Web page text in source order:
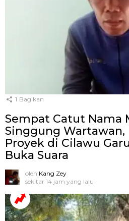
1 Bagikan
Sempat Catut Nama
Singgung Wartawan,
Proyek di Cilawu
Buka Suara
oleh Kang Zey
sekitar 14 jam yang lalu